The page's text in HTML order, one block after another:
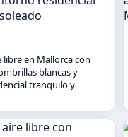
libre en Mallorca con
blancas y
tranquilo y